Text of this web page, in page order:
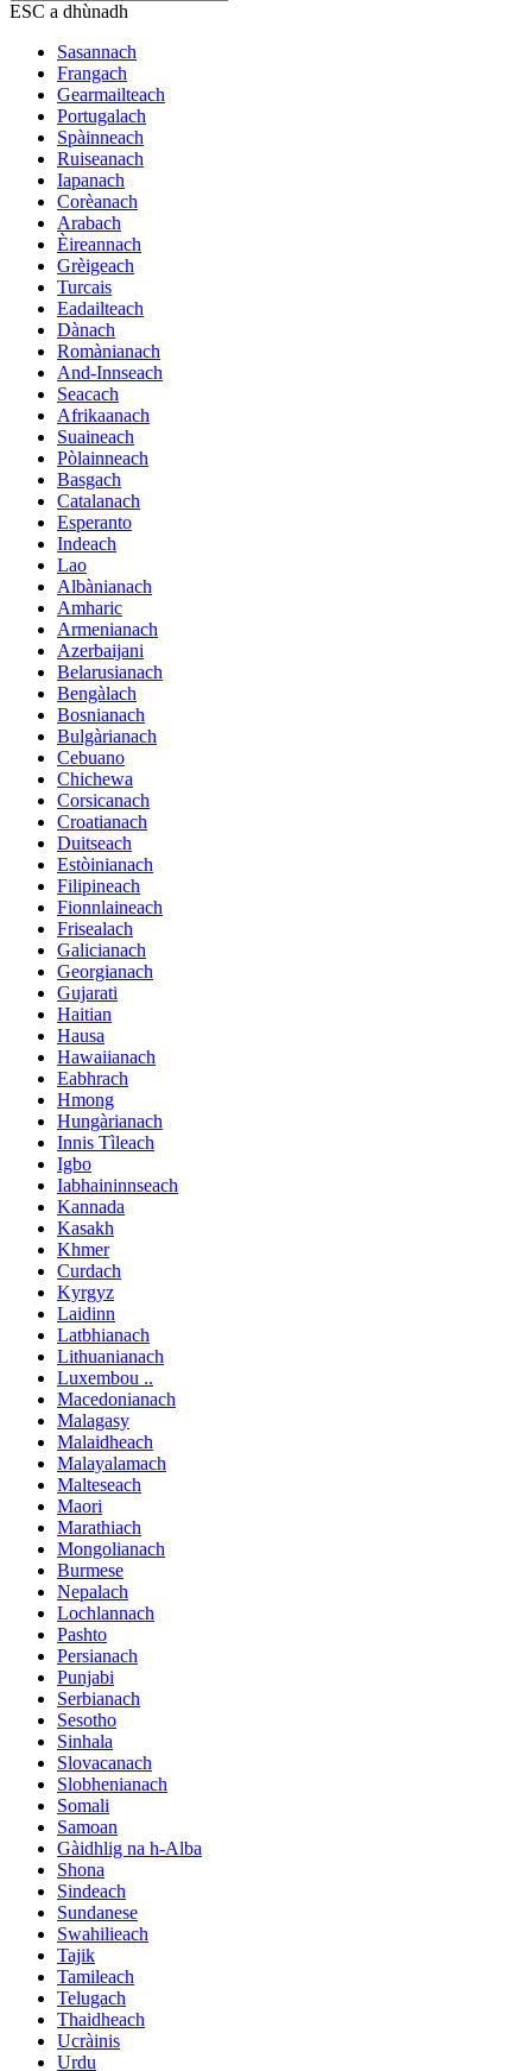
ESC a dhùnadh
Sasannach
Frangach
Gearmailteach
Portugalach
Spàinneach
Ruiseanach
Iapanach
Corèanach
Arabach
Èireannach
Grèigeach
Turcais
Eadailteach
Dànach
Romànianach
And-Innseach
Seacach
Afrikaanach
Suaineach
Pòlainneach
Basgach
Catalanach
Esperanto
Indeach
Lao
Albànianach
Amharic
Armenianach
Azerbaijani
Belarusianach
Bengàlach
Bosnianach
Bulgàrianach
Cebuano
Chichewa
Corsicanach
Croatianach
Duitseach
Estòinianach
Filipineach
Fionnlaineach
Frisealach
Galicianach
Georgianach
Gujarati
Haitian
Hausa
Hawaiianach
Eabhrach
Hmong
Hungàrianach
Innis Tìleach
Igbo
Iabhaininnseach
Kannada
Kasakh
Khmer
Curdach
Kyrgyz
Laidinn
Latbhianach
Lithuanianach
Luxembou ..
Macedonianach
Malagasy
Malaidheach
Malayalamach
Malteseach
Maori
Marathiach
Mongolianach
Burmese
Nepalach
Lochlannach
Pashto
Persianach
Punjabi
Serbianach
Sesotho
Sinhala
Slovacanach
Slobhenianach
Somali
Samoan
Gàidhlig na h-Alba
Shona
Sindeach
Sundanese
Swahilieach
Tajik
Tamileach
Telugach
Thaidheach
Ucràinis
Urdu